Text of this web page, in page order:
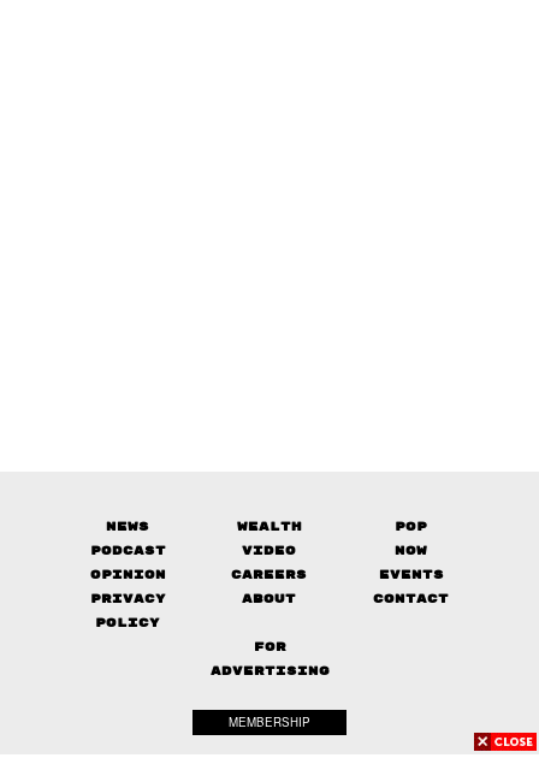
News Wealth
Pop
Podcast
Video
Now
Opinion
Careers
Events
Privacy
Policy
About Contact
FOR
ADVERTISING
MEMBERSHIP